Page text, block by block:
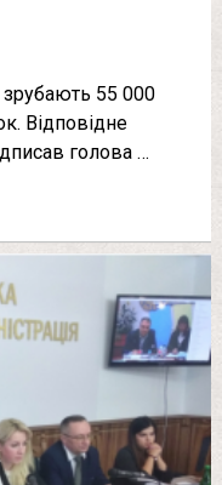
зрубають 55 000
Відповідне
голова …